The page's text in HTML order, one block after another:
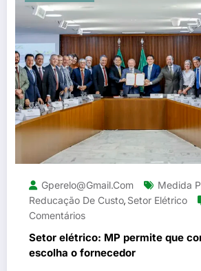
Gperelo@gmail.com Medida
Reducação De Custo, Setor Elétrico
Comentários
Setor elétrico: MP permite que
escolha o fornecedor